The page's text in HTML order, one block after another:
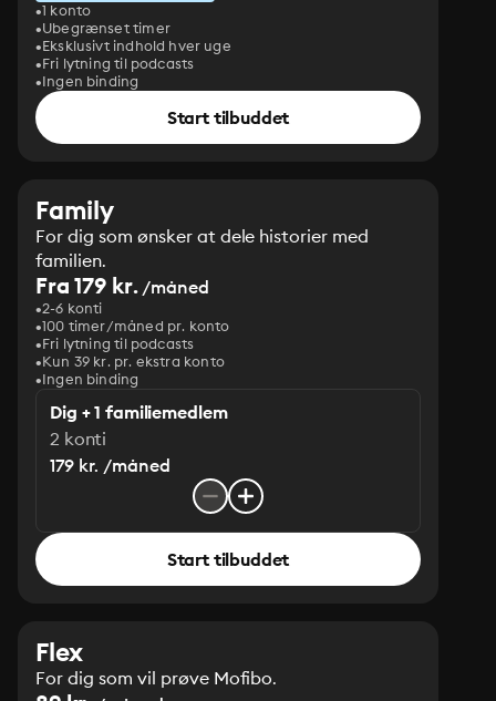
1 konto
Ubegrænset timer
Eksklusivt indhold hver uge
Fri lytning til podcasts
Ingen binding
Start tilbuddet
Family
For dig som ønsker at dele historier med
familien.
Fra 179 kr./måned
2-6 konti
100 timer/måned pr. konto
Fri lytning til podcasts
Kun 39 kr. pr. ekstra konto
Ingen binding
Dig + 1 familiemedlem
2 konti
179 kr. /måned
Start tilbuddet
Flex
For dig som vil prøve Mofibo.